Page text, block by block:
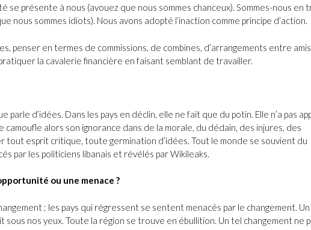
se présente à nous (avouez que nous sommes chanceux). Sommes-nous en
nous sommes idiots). Nous avons adopté l’inaction comme principe d’action.
penser en termes de commissions, de combines, d’arrangements entre amis.
la cavalerie financière en faisant semblant de travailler.
parle d’idées. Dans les pays en déclin, elle ne fait que du potin. Elle n’a pas
camoufle alors son ignorance dans de la morale, du dédain, des injures, des
tout esprit critique, toute germination d’idées. Tout le monde se souvient du
par les politiciens libanais et révélés par Wikileaks.
ou une menace ?
; les pays qui régressent se sentent menacés par le changement. Un
nos yeux. Toute la région se trouve en ébullition. Un tel changement ne